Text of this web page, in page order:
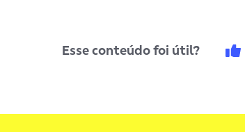
Esse conteúdo foi útil?